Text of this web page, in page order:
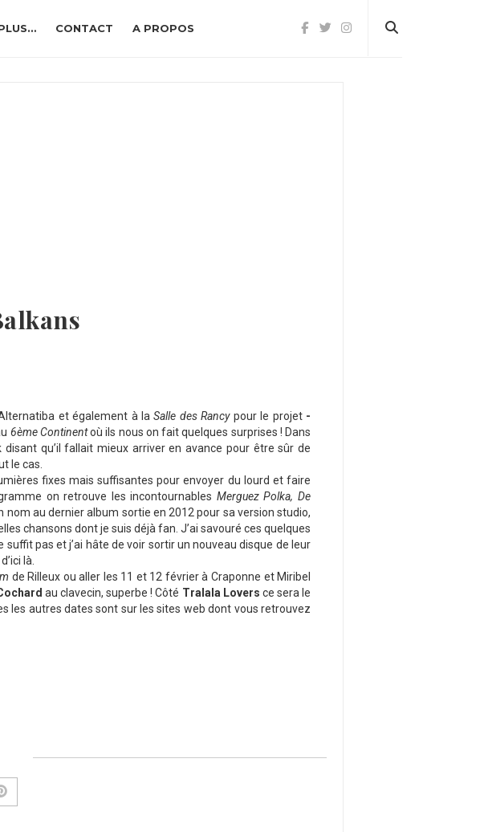
CONTACT A PROPOS
et également à laSalle des Rancypour le projet -
6ème Continentoù ils nous on fait quelques surprises ! Dans
qu’il fallait mieux arriver en avance pour être sûr de
le cas.
fixes mais suffisantes pour envoyer du lourd et faire
on retrouve les incontournables Merguez Polka, De
nom au dernier album sortie en 2012 pour sa version studio,
chansons dont je suis déjà fan. J’ai savouré ces quelques
pas et j’ai hâte de voir sortir un nouveau disque de leur
là.
de Rilleux ou aller les 11 et 12 février à Craponne et Miribel
au clavecin, superbe ! Côté Tralala Lovers ce sera le
les autres dates sont sur les sites web dont vous retrouvez